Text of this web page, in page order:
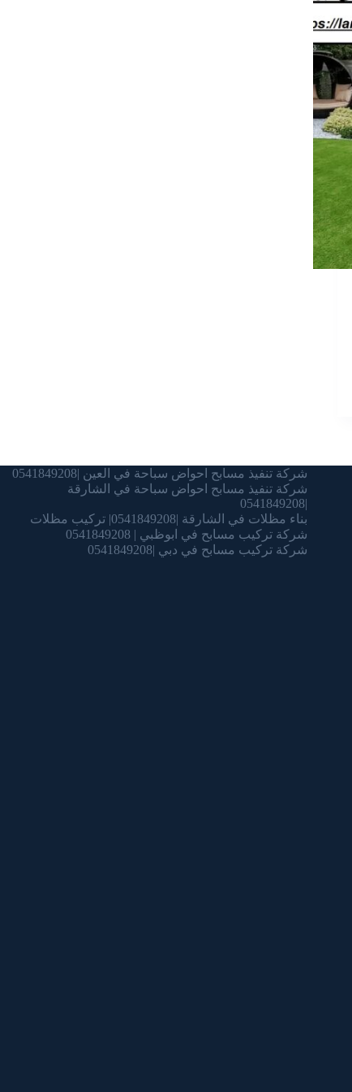
شركة تنفيذ مسابح احواض سباحة في العين |0541849208
شركة تنفيذ مسابح احواض سباحة في الشارقة
|0541849208
بناء مظلات في الشارقة |0541849208| تركيب مظلات
شركة تركيب مسابح في ابوظبي | 0541849208
شركة تركيب مسابح في دبي |0541849208